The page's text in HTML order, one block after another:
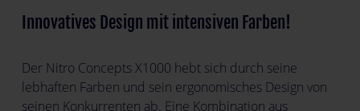
Innovatives Design mit intensiven Farben!
Der Nitro Concepts X1000 hebt sich durch seine
lebhaften Farben und sein ergonomisches Design von
seinen Konkurrenten ab. Eine Kombination aus